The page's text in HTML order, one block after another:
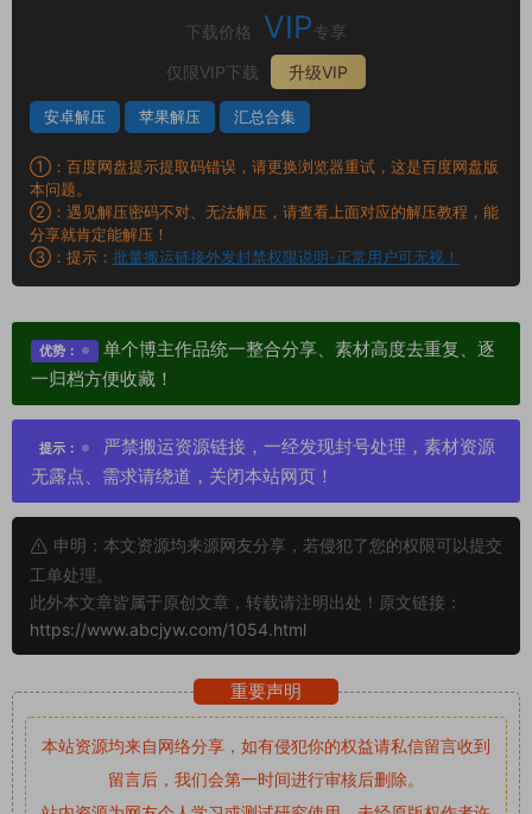
下载价格 VIP 专享
仅限VIP下载
升级VIP
安卓解压 苹果解压 汇总合集
①：百度网盘提示提取码错误，请更换浏览器重试，这是百度网盘版
本问题。
②：遇见解压密码不对、无法解压，请查看上面对应的解压教程，能
分享就肯定能解压！
③：提示： 批量搬运链接外发封禁权限说明-正常用户可无视！
优势：
单个博主作品统一整合分享、素材高度去重复、逐
一归档方便收藏！
提示：
严禁搬运资源链接，一经发现封号处理，素材资源
无露点、需求请绕道，关闭本站网页！
申明：本文资源均来源网友分享，若侵犯了您的权限可以提交
工单处理。
此外本文章皆属于原创文章，转载请注明出处！原文链接：
https://www.abcjyw.com/1054.html
重要声明
本站资源均来自网络分享，如有侵犯你的权益请私信留言收到
留言后，我们会第一时间进行审核后删除。